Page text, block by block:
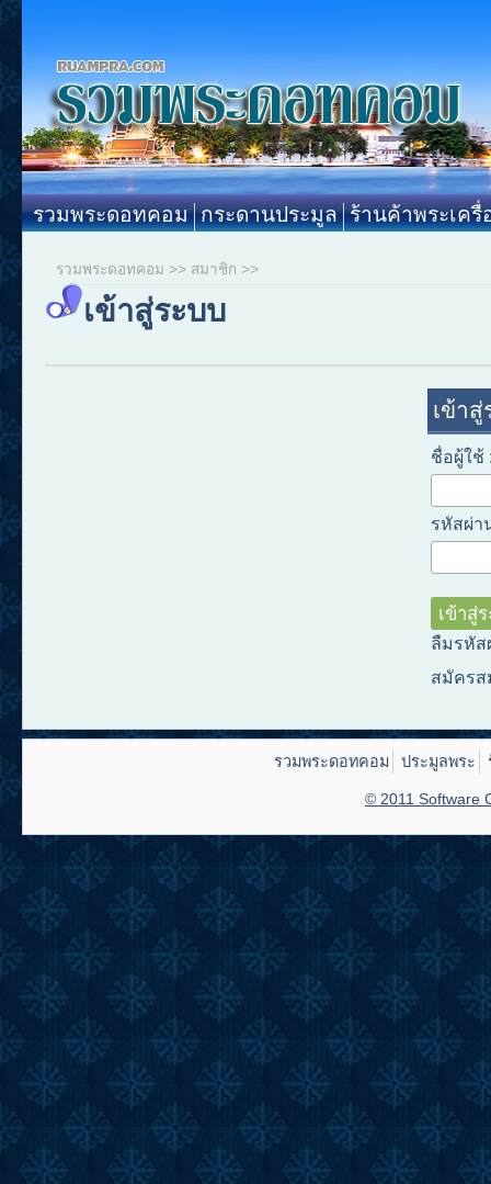
รวมพระดอทคอม กระดานประมูล ร้านค้าพระเครื่
รวมพระดอทคอม >> สมาชิก >>
เข้าสู่ระบบ
เข้าสู่
ชื่อผู้ใช้
รหัสผ่า
ลืมรหัส
สมัคร
รวมพระดอทคอม ประมูลพระ
© 2011 Software